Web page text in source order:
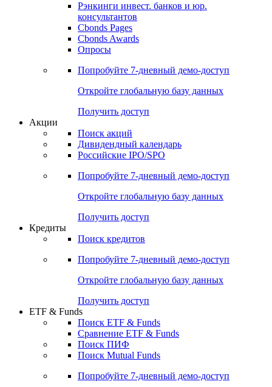
ESG
Сукук
Ломбардные списки
Участники рынка
Рэнкинги инвест. банков и юр.
Cbonds Pages
Опросы
Попробуйте7-дневный
Откройте глобальную базу данных
Получить доступ
Поиск акций
Российские IPO/SPO
Попробуйте7-дневный
Откройте глобальную базу данных
Получить доступ
Поиск кредитов
Попробуйте7-дневный
Откройте глобальную базу данных
Получить доступ
ETF & Funds
Сравнение ETF & Funds